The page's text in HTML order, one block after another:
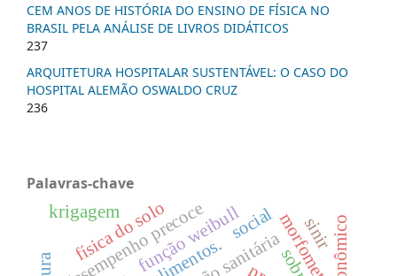
CEM ANOS DE HISTÓRIA DO ENSINO DE FÍSICA NO
BRASIL PELA ANÁLISE DE LIVROS DIDÁTICOS
237
ARQUITETURA HOSPITALAR SUSTENTÁVEL: O CASO DO
HOSPITAL ALEMÃO OSWALDO CRUZ
236
Palavras-chave
desempenho precoce morfometria
função weibull
física do solo
krigagem
sinir
social